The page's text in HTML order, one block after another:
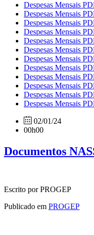
Despesas Mensais
Despesas Mensais
Despesas Mensais
Despesas Mensais
Despesas Mensais
Despesas Mensais
Despesas Mensais
Despesas Mensais
Despesas Mensais
Despesas Mensais
Despesas Mensais
Despesas Mensais
02/01/24
00h00
Documentos
Escrito por PROGEP
Publicado em PROGEP